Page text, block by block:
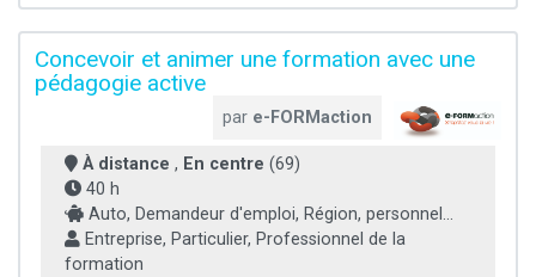
Concevoir et animer une formation avec une
pédagogie active
par e-FORMaction
À distance , En centre (69)
40 h
Auto, Demandeur d'emploi, Région, personnel...
Entreprise, Particulier, Professionnel de la
formation